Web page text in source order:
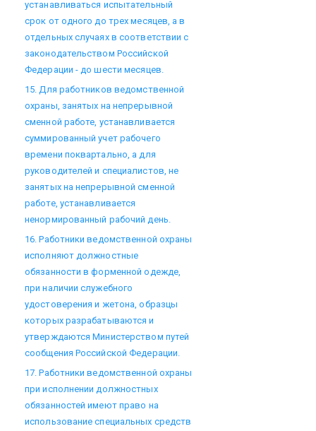
устанавливаться испытательный
срок от одного до трех месяцев, а в
отдельных случаях в соответствии с
законодательством Российской
Федерации - до шести месяцев.
15. Для работников ведомственной
охраны, занятых на непрерывной
сменной работе, устанавливается
суммированный учет рабочего
времени поквартально, а для
руководителей и специалистов, не
занятых на непрерывной сменной
работе, устанавливается
ненормированный рабочий день.
16. Работники ведомственной охраны
исполняют должностные
обязанности в форменной одежде,
при наличии служебного
удостоверения и жетона, образцы
которых разрабатываются и
утверждаются Министерством путей
сообщения Российской Федерации.
17. Работники ведомственной охраны
при исполнении должностных
обязанностей имеют право на
использование специальных средств